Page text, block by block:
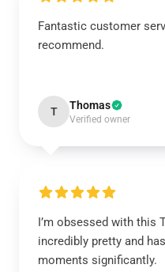
Fantastic customer
recommend.
T Thomas
Verified owner
I’m obsessed with this
incredibly pretty and
moments significantly.